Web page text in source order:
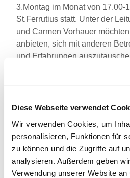
Diese Webseite verwendet
Wir verwenden Cookies, um
personalisieren, Funktionen für
zu können und die Zugriffe auf
analysieren. Außerdem geben
Verwendung unserer Website
3.Montag im Monat von 17.00-
St.Ferrutius statt. Unter der
und Carmen Vorhauer
anbieten, sich mit anderen
und Erfahrungen